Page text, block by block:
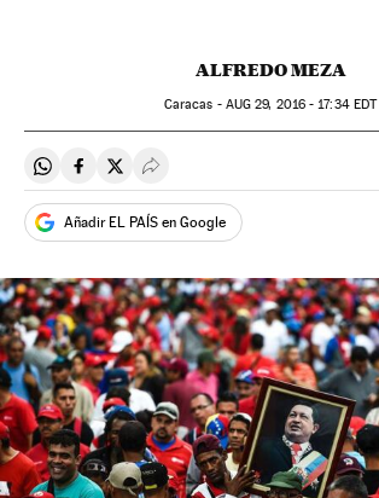
ALFREDO MEZA
Caracas - AUG 29, 2016 - 17:34EDT
Compartir en Whatsapp
Compartir en Facebook
Compartir en Twitter
Desplegar Redes Sociales
Añadir EL PAÍS en Google